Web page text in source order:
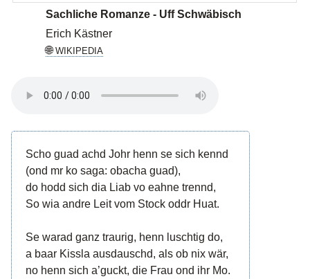
Sachliche Romanze - Uff Schwäbisch
Erich Kästner
🌐WIKIPEDIA
Scho guad achd Johr henn se sich kennd
(ond mr ko saga: obacha guad),
do hodd sich dia Liab vo eahne trennd,
So wia andre Leit vom Stock oddr Huat.
Se warad ganz traurig, henn luschtig do,
a baar Kissla ausdauschd, als ob nix wär,
no henn sich a’guckt, die Frau ond ihr Mo.